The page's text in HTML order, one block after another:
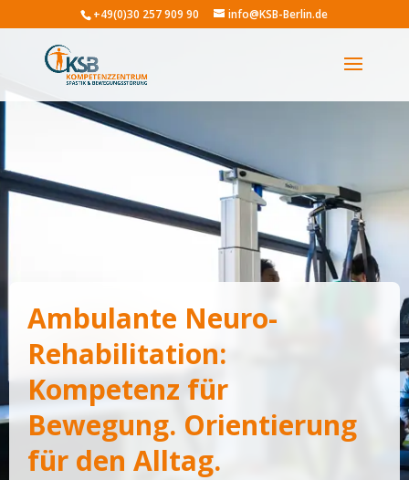
+49(0)30 257 909 90 info@KSB-Berlin.de
Ambulante Neuro-
Rehabilitation:
Kompetenz für
Bewegung. Orientierung
für den Alltag.